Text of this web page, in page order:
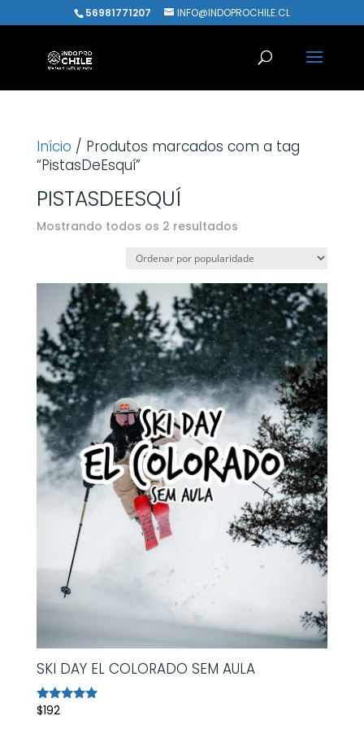
56981771207 INFO@INDOPROCHILE.CL
Início / Produtos marcados com a tag
“PistasDeEsquí”
PISTASDEESQUÍ
Mostrando todos os 2 resultadosClassificado
popularidade
SKI DAY EL COLORADO SEM AULA
Avaliação
$192